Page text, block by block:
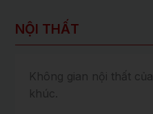
NỘI THẤT
Không gian nội thất của
khúc.